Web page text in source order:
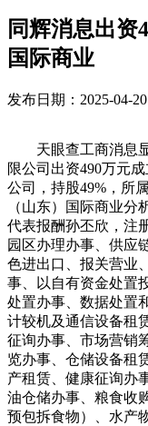
同辉消息出资
国际商业
发布日期：2025-04-
天眼查工商消息显
限公司出资490万元
公司，持股49%，所
（山东）国际商业分
代表报酬孙丕欣，注
园区办理办事、供应
色进出口、报关营业
事、以自有资金处置
处置办事、数据处置
计较机及通信设备租
征询办事、市场营销
览办事、仓储设备租
产租赁、健康征询办
油仓储办事、粮食收
预包拆食物）、水产